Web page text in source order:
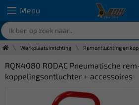
Menu
Werkplaatsinrichting Remontluchting en
RQN4080 RODAC Pneumatische
koppelingsontluchter + accessoires